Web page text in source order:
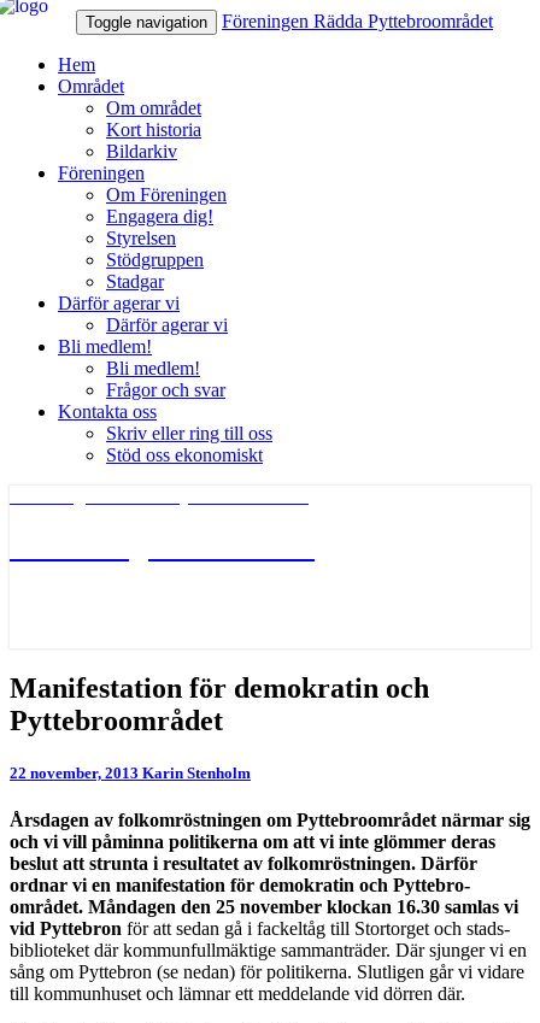
Toggle navigation Föreningen Rädda Pyttebroområdet
Hem
Området
Om området
Kort historia
Bildarkiv
Föreningen
Om Föreningen
Engagera dig!
Styrelsen
Stödgruppen
Stadgar
Därför agerar vi
Därför agerar vi
Bli medlem!
Bli medlem!
Frågor och svar
Kontakta oss
Skriv eller ring till oss
Stöd oss ekonomiskt
Manifestation
för
demokratin
Pyttebroområdet
Manifestation för demokratin och
Pyttebroområdet
22 november, 2013 Karin Stenholm
Årsdagen av folkomröstningen om Pyttebroområdet närmar sig
och vi vill påminna politikerna om att vi inte glömmer deras
beslut att strunta i resultatet av folk­om­röst­ningen. Därför
ordnar vi en manifestation för demokratin och Pytte­­­bro­­
området. Måndagen den 25 november klockan 16.30 samlas vi
vid Pyttebron för att sedan gå i fackeltåg till Stortorget och stads­
bib­lio­teket där kommunfullmäktige sammanträder. Där sjunger vi en
sång om Pyttebron (se nedan) för politikerna. Slutligen går vi vidare
till kom­mun­huset och lämnar ett meddelande vid dörren där.